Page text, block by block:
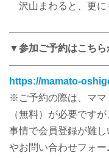
沢山まわると、更に
▼参加ご予約はこちら
https://mamato-
※ご予約の際は、ママ
（無料）が必要です
事情で会員登録が難し
やお問い合わせフォ